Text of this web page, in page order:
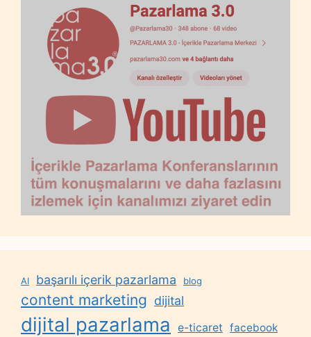
AI başarılı içerik pazarlama blog
content marketing dijital
dijital pazarlama e-ticaret facebook